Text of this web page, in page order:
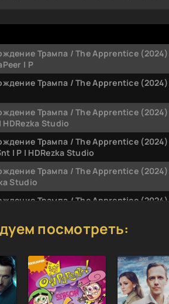
Трампа / The Apprentice (2024)
| P
Трампа / The Apprentice (2024)
Трампа / The Apprentice (2024)
HDRezka Studio
Трампа / The Apprentice (2024)
| P | HDRezka Studio
Трампа / The Apprentice (2024)
Studio
Трампа / The Apprentice (2024)
Трампа / The Apprentice (2024)
посмотреть: